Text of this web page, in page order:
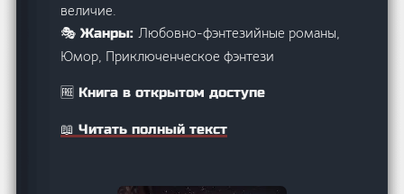
величие.
🎭 Жанры:Любовно-фэнтезийные романы,
Юмор, Приключенческое фэнтези
🆓 Книга в открытом доступе
📖 Читать полный текст